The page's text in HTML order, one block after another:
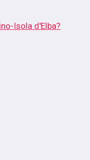
Isola d'Elba?